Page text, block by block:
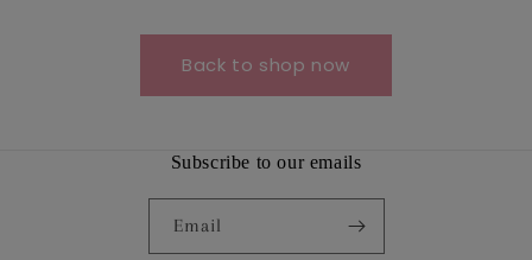
Back to shop now
Subscribe to our emails
Email